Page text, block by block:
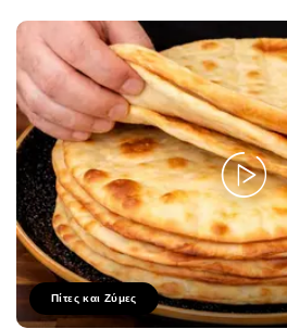
Πίτες και Ζύμες